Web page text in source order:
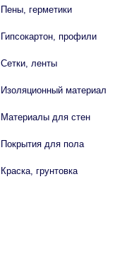
Пены, герметики
Гипсокартон, профили
Сетки, ленты
Изоляционный материал
Материалы для стен
Покрытия для пола
Краска, грунтовка